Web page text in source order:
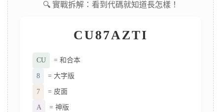
🔍 實戰拆解：看到代碼就知道長怎樣！
CU87AZTI
CU = 和合本
8 = 大字版
7 = 皮面
A = 神版